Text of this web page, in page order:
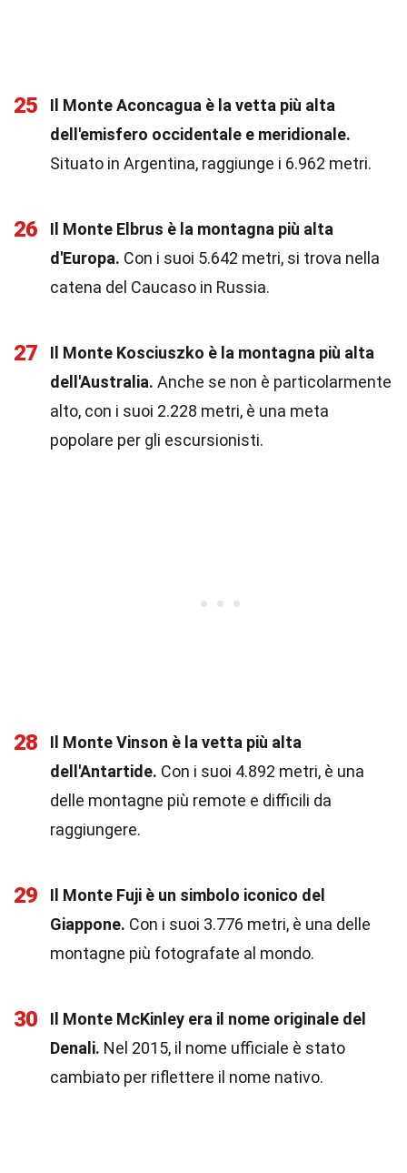
25
Il Monte Aconcagua è la vetta più alta
dell'emisfero occidentale e meridionale.
Situato in Argentina, raggiunge i 6.962 metri.
26
Il Monte Elbrus è la montagna più alta
d'Europa. Con i suoi 5.642 metri, si trova nella
catena del Caucaso in Russia.
27
Il Monte Kosciuszko è la montagna più alta
dell'Australia. Anche se non è particolarmente
alto, con i suoi 2.228 metri, è una meta
popolare per gli escursionisti.
28
Il Monte Vinson è la vetta più alta
dell'Antartide. Con i suoi 4.892 metri, è una
delle montagne più remote e difficili da
raggiungere.
29
Il Monte Fuji è un simbolo iconico del
Giappone. Con i suoi 3.776 metri, è una delle
montagne più fotografate al mondo.
30
Il Monte McKinley era il nome originale del
Denali. Nel 2015, il nome ufficiale è stato
cambiato per riflettere il nome nativo.